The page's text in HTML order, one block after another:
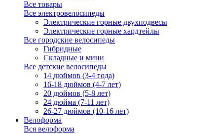
Все товары
Все электровелосипеды
Электрические горные двухподвесы
Электрические горные хардтейлы
Все городские велосипеды
Гибридные
Складные и мини
Все детские велосипеды
14 дюймов (3-4 года)
16-18 дюймов (4-7 лет)
20 дюймов (5-8 лет)
24 дюйма (7-11 лет)
26-27 дюймов (10-16 лет)
Велоформа
Вся велоформа